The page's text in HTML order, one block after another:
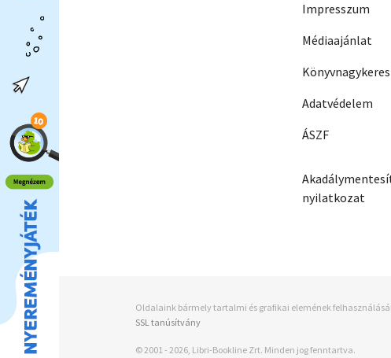
Impresszum
Médiaajánlat
Adatvédelem
ÁSZF
nyilatkozat
Oldalaink bármely tartalmi és grafikai elemének
SSL tanúsítvány
© 2001 - 2026, Libri-Bookline Zrt. Minden jog fenntartva.